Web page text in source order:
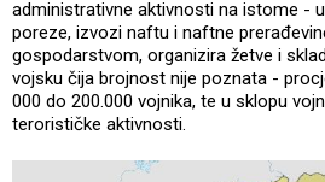
administrativne aktivnosti na istome -
poreze, izvozi naftu i naftne
gospodarstvom, organizira žetve i
vojsku čija brojnost nije poznata -
000 do 200.000 vojnika, te u sklopu
terorističke aktivnosti.